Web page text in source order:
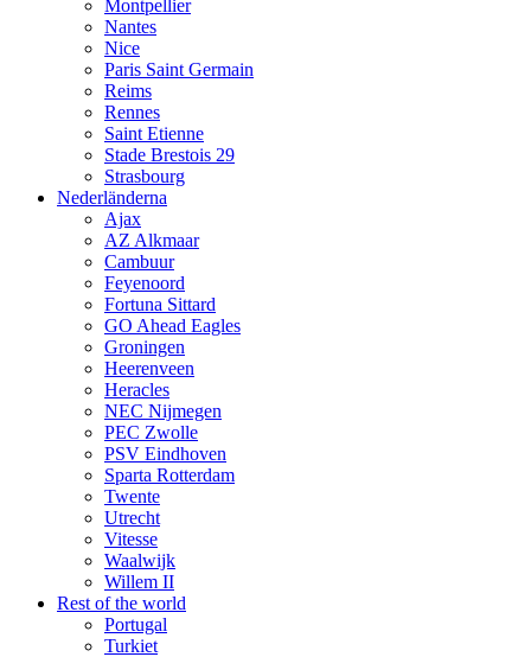
Montpellier
Nantes
Nice
Paris Saint Germain
Reims
Rennes
Saint Etienne
Stade Brestois 29
Strasbourg
Nederländerna
Ajax
AZ Alkmaar
Cambuur
Feyenoord
Fortuna Sittard
GO Ahead Eagles
Groningen
Heerenveen
Heracles
NEC Nijmegen
PEC Zwolle
PSV Eindhoven
Sparta Rotterdam
Twente
Utrecht
Vitesse
Waalwijk
Willem II
Rest of the world
Portugal
Turkiet